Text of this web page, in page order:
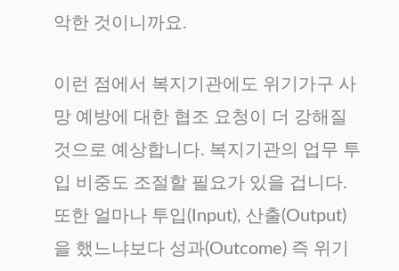
악한 것이니까요.
이런 점에서 복지기관에도 위기가구 사
망 예방에 대한 협조 요청이 더 강해질
것으로 예상합니다. 복지기관의 업무 투
입 비중도 조절할 필요가 있을 겁니다.
또한 얼마나 투입(Input), 산출(Output)
을 했느냐보다 성과(Outcome) 즉 위기